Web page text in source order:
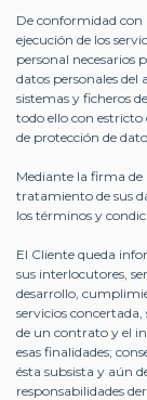
De conformidad con
ejecución de los
personal necesarios
datos personales
sistemas y ficheros
todo ello con
de protección de
Mediante la firma de
tratamiento de sus
los términos y
El Cliente queda
sus interlocutores,
desarrollo,
servicios
de un contrato y el
esas finalidades;
ésta subsista y aún
responsabilidades